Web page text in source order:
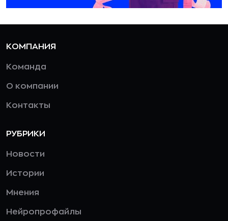
КОМПАНИЯ
Команда
О компании
Контакты
РУБРИКИ
Новости
Истории
Мнения
Нейропрофайлы